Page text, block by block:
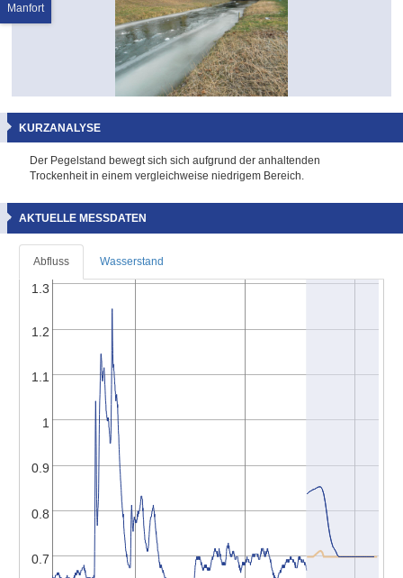
KURZANALYSE
Der Pegelstand bewegt sich sich aufgrund der anhaltenden
Trockenheit in einem vergleichweise niedrigem Bereich.
AKTUELLE MESSDATEN
Abfluss Wasserstand
0.7
0.8
0.9
1
1.1
1.2
1.3
Manfort